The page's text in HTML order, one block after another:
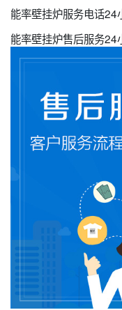
能率壁挂炉服务电话24
能率壁挂炉售后服务24